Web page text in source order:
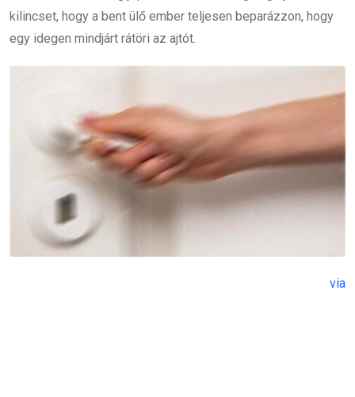
kilincset, hogy a bent ülő ember teljesen beparázzon, hogy
egy idegen mindjárt rátöri az ajtót.
via